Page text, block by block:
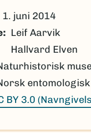
1. juni 2014
Leif Aarvik
Hallvard Elven
BY 3.0